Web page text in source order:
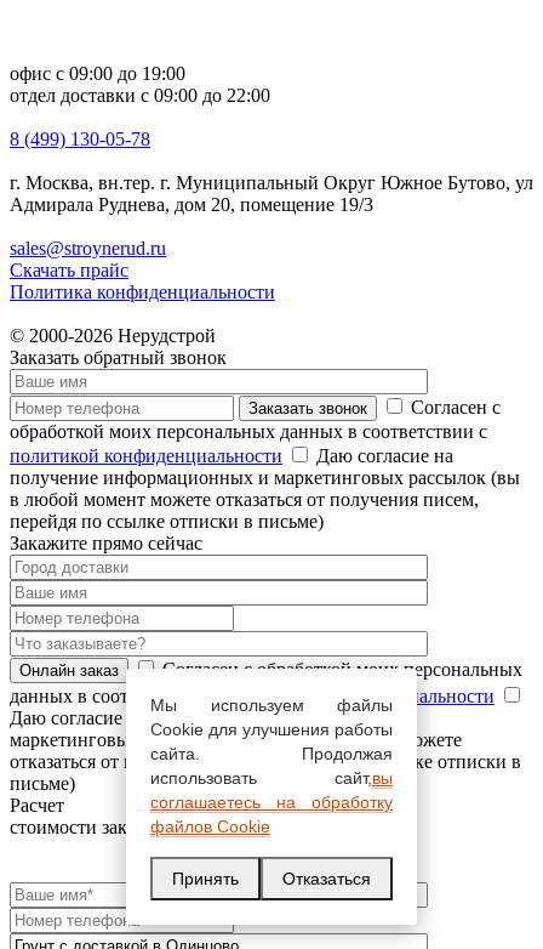
офис с 09:00 до 19:00
отдел доставки с 09:00 до 22:00
8 (499) 130-05-78
г. Москва, вн.тер. г. Муниципальный Округ Южное Бутово, ул
Адмирала Руднева, дом 20, помещение 19/3
sales@stroynerud.ru
Скачать прайс
Политика конфиденциальности
© 2000-2026 Нерудстрой
Заказать обратный звонок
Согласен с
обработкой моих персональных данных в соответствии с
политикой конфиденциальности
Даю согласие на
получение информационных и маркетинговых рассылок (вы
в любой момент можете отказаться от получения писем,
перейдя по ссылке отписки в письме)
Закажите прямо сейчас
Согласен с обработкой моих персональных
данных в соответствии с
политикой конфиденциальности
Даю согласие на получение информационных и
маркетинговых рассылок (вы в любой момент можете
отказаться от получения писем, перейдя по ссылке отписки в
письме)
Расчет
стоимости заказа
Мы используем файлы
Cookie для улучшения работы
сайта. Продолжая
использовать сайт,вы
соглашаетесь на обработку
файлов Cookie
Принять Отказаться